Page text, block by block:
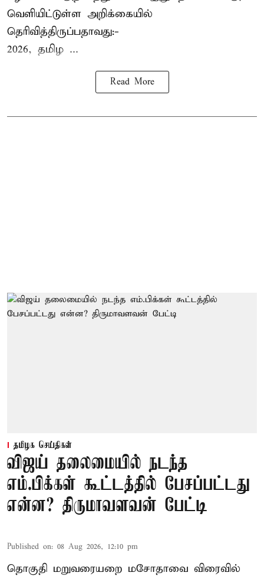
வெளியிட்டுள்ள அறிக்கையில்
தெரிவித்திருப்பதாவது:-
2026, தமிழ ...
Read More
தமிழக செய்திகள்
விஜய் தலைமையில் நடந்த
எம்.பிக்கள் கூட்டத்தில் பேசப்பட்டது
என்ன? திருமாவளவன் பேட்டி
Published on: 08 Aug 2026, 12:10 pm
தொகுதி மறுவரையறை மசோதாவை விரைவில்